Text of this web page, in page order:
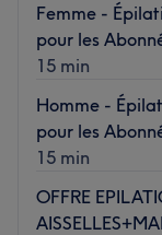
Femme -
pour les
15 min
Homme -
pour les
15 min
OFFRE